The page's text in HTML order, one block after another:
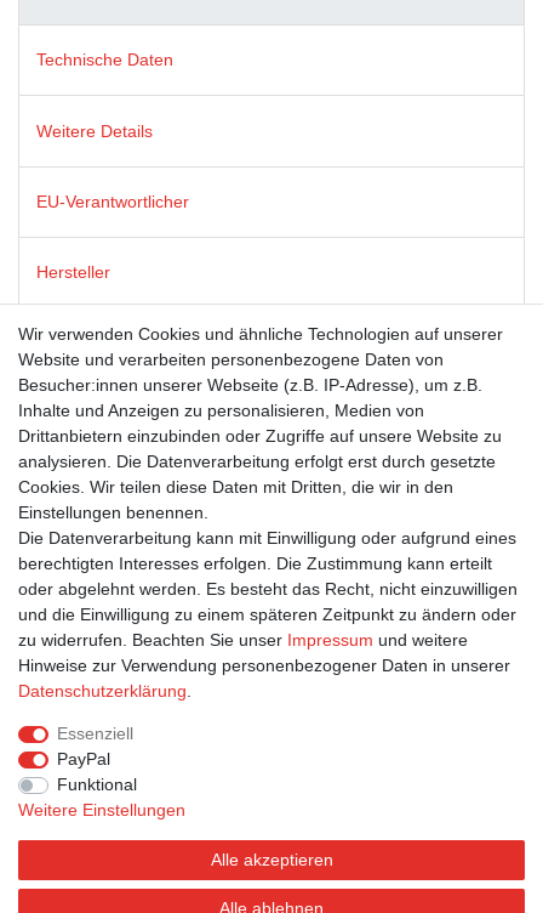
Technische Daten
Weitere Details
EU-Verantwortlicher
Hersteller
Postkarten von modern times zeichnen sich durch satte Farben,
beste Bildqualität und stabiles 365g Algro Design-Papier aus.
Suchbegriffe
Jugendfrei| Englisch|Geburtstag|Schwarz-Weiß | International
Geburtstagstorte
Bestellung widerrufen
Wir verwenden Cookies und ähnliche Technologien auf unserer
Website und verarbeiten personenbezogene Daten von
Besucher:innen unserer Webseite (z.B. IP-Adresse), um z.B.
Inhalte und Anzeigen zu personalisieren, Medien von
Drittanbietern einzubinden oder Zugriffe auf unsere Website zu
analysieren. Die Datenverarbeitung erfolgt erst durch gesetzte
Cookies. Wir teilen diese Daten mit Dritten, die wir in den
Einstellungen benennen.
Die Datenverarbeitung kann mit Einwilligung oder aufgrund eines
berechtigten Interesses erfolgen. Die Zustimmung kann erteilt
oder abgelehnt werden. Es besteht das Recht, nicht einzuwilligen
und die Einwilligung zu einem späteren Zeitpunkt zu ändern oder
zu widerrufen. Beachten Sie unser Impressum und weitere
Hinweise zur Verwendung personenbezogener Daten in unserer
Daten­schutz­erklärung
Essenziell
PayPal
Funktional
Weitere Einstellungen
Alle akzeptieren
Alle ablehnen